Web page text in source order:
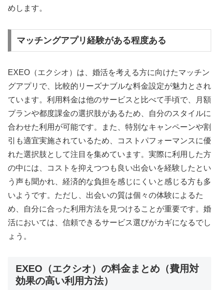
めします。
マッチングアプリ経験がある程度ある
EXEO（エクシオ）は、婚活を考える方に向けたマッチン
グアプリで、比較的リーズナブルな料金設定が魅力とされ
ています。利用料金は他のサービスと比べて手頃で、月額
プランや都度課金の選択肢があるため、自分のスタイルに
合わせた利用が可能です。また、特別なキャンペーンや割
引も適宜実施されているため、コストパフォーマンスに優
れた選択肢として注目を集めています。実際に利用した方
の中には、コストを抑えつつも良い出会いを経験したとい
う声も聞かれ、経済的な負担を感じにくいと感じる方も多
いようです。ただし、出会いの質は個々の体験によるた
め、自分に合った利用方法を見つけることが重要です。婚
活においては、信頼できるサービス選びがカギになるでし
ょう。
EXEO（エクシオ）の料金まとめ（費用対
効果の高い利用方法）